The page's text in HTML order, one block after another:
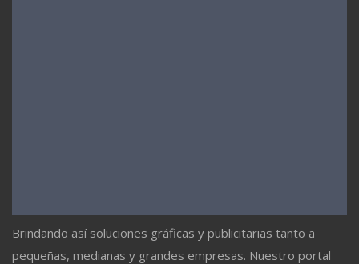
Brindando así soluciones gráficas y publicitarias tanto a
pequeñas, medianas y grandes empresas. Nuestro portal